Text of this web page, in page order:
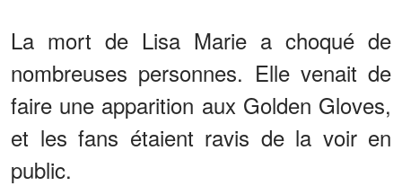
La mort de Lisa Marie a choqué de
nombreuses personnes. Elle venait de
faire une apparition aux Golden Gloves,
et les fans étaient ravis de la voir en
public.